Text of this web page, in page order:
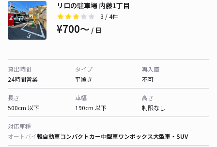
リロの駐車場 内藤1丁目
3 / 4件
¥700〜 / 日
貸出時間
24時間営業
タイプ
平置き
再入庫
不可
長さ
500cm 以下
車幅
190cm 以下
高さ
制限なし
対応車種
オートバイ軽自動車コンパクトカー中型車ワンボックス大型車・SUV